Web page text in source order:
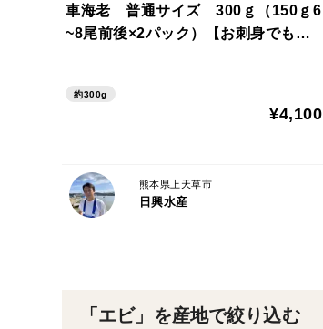
「エビ」を産地で絞り込む
車海老 普通サイズ 300ｇ（150ｇ6
~8尾前後×2パック）【お刺身でも食
約300g
¥4,100
熊本県上天草市
日興水産